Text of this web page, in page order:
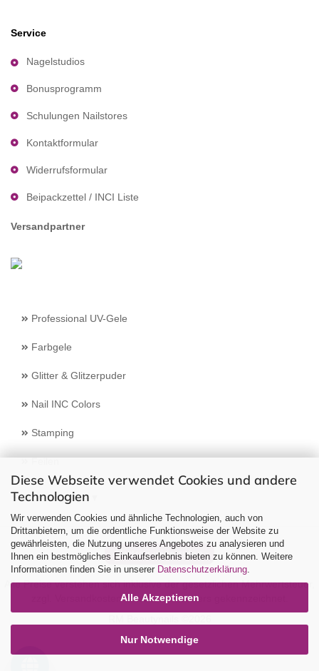
Diese Webseite verwendet Cookies und andere
Technologien
Wir verwenden Cookies und ähnliche Technologien, auch von
Drittanbietern, um die ordentliche Funktionsweise der Website zu
gewährleisten, die Nutzung unseres Angebotes zu analysieren und
Ihnen ein bestmögliches Einkaufserlebnis bieten zu können. Weitere
Informationen finden Sie in unserer Datenschutzerklärung
Alle Akzeptieren
Nur Notwendige
Service
Nagelstudios
Bonusprogramm
Schulungen Nailstores
Kontaktformular
Widerrufsformular
Beipackzettel / INCI Liste
Versandpartner
Professional UV-Gele
Farbgele
Glitter & Glitzerpuder
Nail INC Colors
Stamping
Feilen
Select Language
Vertrag widerrufen
Alle Preise verstehen sich inklusive der gesetzlichen Mehrwertsteuer,
Versandkostensoweit nicht anders gekennzeichnet.